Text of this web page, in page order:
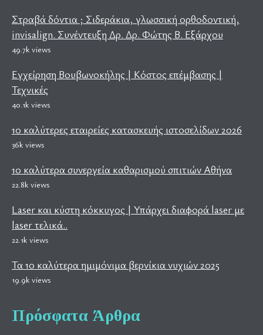
Στραβά δόντια ; Σιδεράκια, γλωσσική ορθοδοντική,
invisalign. Συνέντευξη Δρ. Δρ. Φώτης Β. Εξάρχου
49.7k views
Εγχείρηση Βουβωνοκήλης | Κόστος επέμβασης |
Τεχνικές
40.1k views
10 καλύτερες εταιρείες κατασκευής ιστοσελίδων 2026
36k views
10 καλύτερα συνεργεία καθαρισμού σπιτιών Αθήνα
22.8k views
Laser και κύστη κόκκυγος | Υπάρχει διαφορά laser με
laser τελικά..
22.1k views
Τα 10 καλύτερα ημιμόνιμα βερνίκια νυχιών 2025
19.9k views
Πρόσφατα Άρθρα